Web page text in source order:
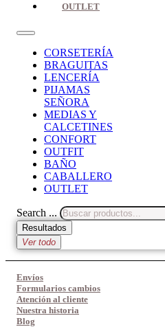
OUTLET
CORSETERÍA
BRAGUITAS
LENCERÍA
PIJAMAS
SEÑORA
MEDIAS Y
CALCETINES
CONFORT
OUTFIT
BAÑO
CABALLERO
OUTLET
Search ...
Resultados
Ver todo
Envíos
Formularios cambios
Atención al cliente
Nuestra historia
Blog